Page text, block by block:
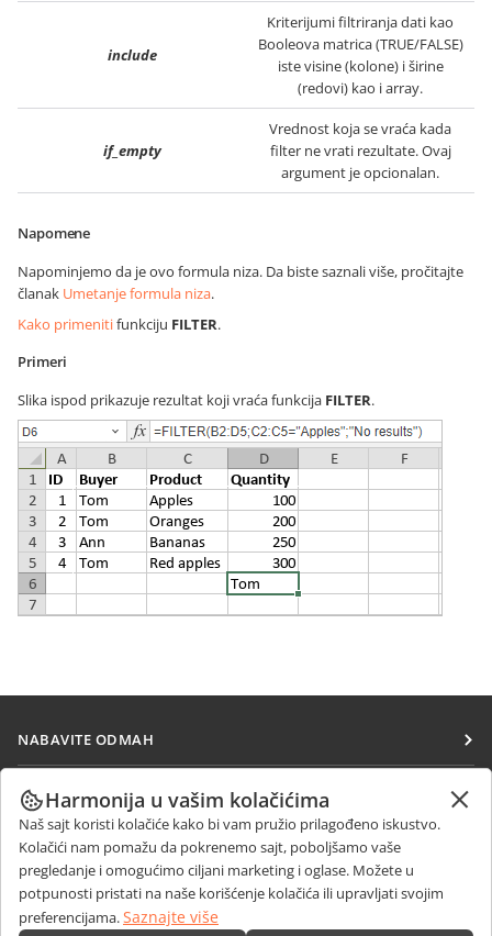
include
Kriterijumi filtriranja dati kao
Booleova matrica (TRUE/FALSE)
iste visine (kolone) i širine
(redovi) kao i array.
if_empty
Vrednost koja se vraća kada
filter ne vrati rezultate. Ovaj
argument je opcionalan.
Napomene
Napominjemo da je ovo formula niza. Da biste saznali više, pročitajte
članak Umetanje formula niza.
Kako primenitifunkciju FILTER.
Primeri
Slika ispod prikazuje rezultat koji vraća funkcija FILTER.
NABAVITE ODMAH
Docs
DocSpace
Workspace
Konektori
Desktop aplikacije
SARAĐUJTE
Za doprinosioce
Za prevodioce
Za influensere
PRIMAJTE VESTI
Blog
DOBIJTE POMOĆ
Harmonija u vašim kolačićima
Naš sajt koristi kolačiće kako bi vam pružio prilagođeno iskustvo.
Kolačići nam pomažu da pokrenemo sajt, poboljšamo vaše
pregledanje i omogućimo ciljani marketing i oglase. Možete u
potpunosti pristati na naše korišćenje kolačića ili upravljati svojim
preferencijama.Saznajte više